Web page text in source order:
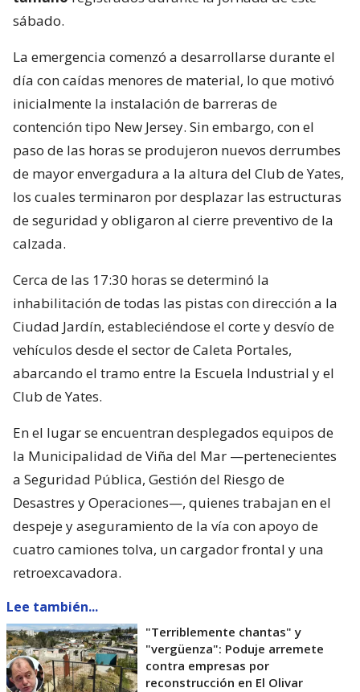
sábado.
La emergencia comenzó a desarrollarse durante el
día con caídas menores de material, lo que motivó
inicialmente la instalación de barreras de
contención tipo New Jersey. Sin embargo, con el
paso de las horas se produjeron nuevos derrumbes
de mayor envergadura a la altura del Club de Yates,
los cuales terminaron por desplazar las estructuras
de seguridad y obligaron al cierre preventivo de la
calzada.
Cerca de las 17:30 horas se determinó la
inhabilitación de todas las pistas con dirección a la
Ciudad Jardín, estableciéndose el corte y desvío de
vehículos desde el sector de Caleta Portales,
abarcando el tramo entre la Escuela Industrial y el
Club de Yates.
En el lugar se encuentran desplegados equipos de
la Municipalidad de Viña del Mar —pertenecientes
a Seguridad Pública, Gestión del Riesgo de
Desastres y Operaciones—, quienes trabajan en el
despeje y aseguramiento de la vía con apoyo de
cuatro camiones tolva, un cargador frontal y una
retroexcavadora.
Lee también...
"Terriblemente chantas" y
"vergüenza": Poduje arremete
contra empresas por
reconstrucción en El Olivar